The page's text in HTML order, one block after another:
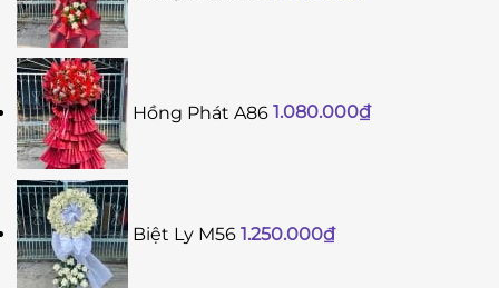
Hồng Phát A86 1.080.000₫
Biệt Ly M56 1.250.000₫